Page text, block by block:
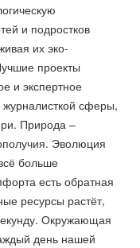
и подростков
их эко-
проекты
и экспертное
сферы,
Природа –
Эволюция
больше
есть обратная
ресурсы растёт,
Окружающая
день нашей